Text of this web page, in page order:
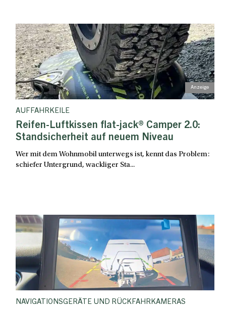
AUFFAHRKEILE
Reifen-Luftkissen flat-jack® Camper 2.0:
Standsicherheit auf neuem Niveau
Wer mit dem Wohnmobil unterwegs ist, kennt das Problem:
schiefer Untergrund, wackliger Sta...
NAVIGATIONSGERÄTE UND RÜCKFAHRKAMERAS